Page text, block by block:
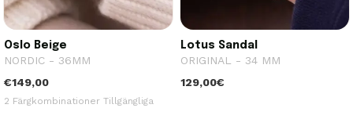
Oslo Beige
NORDIC - 36MM
€149,00
2 Färgkombinationer Tillgängliga
Lotus Sandal
ORIGINAL - 34 MM
129,00€